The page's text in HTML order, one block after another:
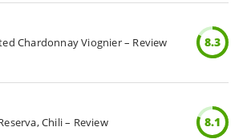
Chardonnay Viognier – Review 8.3
Chili – Review 8.1